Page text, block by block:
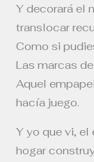
Y decorará el
translocar
Como si
Las marcas
Aquel
hacía juego.
Y yo que vi, el
hogar